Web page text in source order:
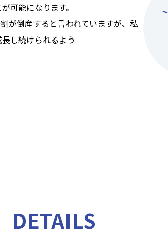
可能になります。
が倒産すると言われていますが、私
し続けられるよう
DETAILS